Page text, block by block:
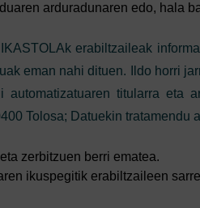
arduradunaren edo, hala
IKASTOLAk erabiltzaileak
eman nahi dituen. Ildo horri
automatizatuaren titularra eta
Tolosa; Datuekin tratamendu
zerbitzuen berri ematea.
ikuspegitik erabiltzaileen